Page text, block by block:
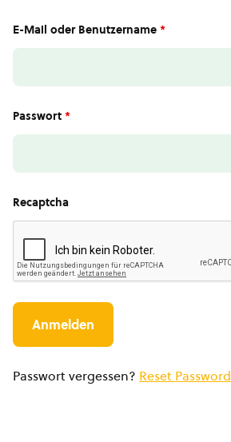
E-Mail oder Benutzername *
Passwort *
Recaptcha
Passwort vergessen? Reset Password